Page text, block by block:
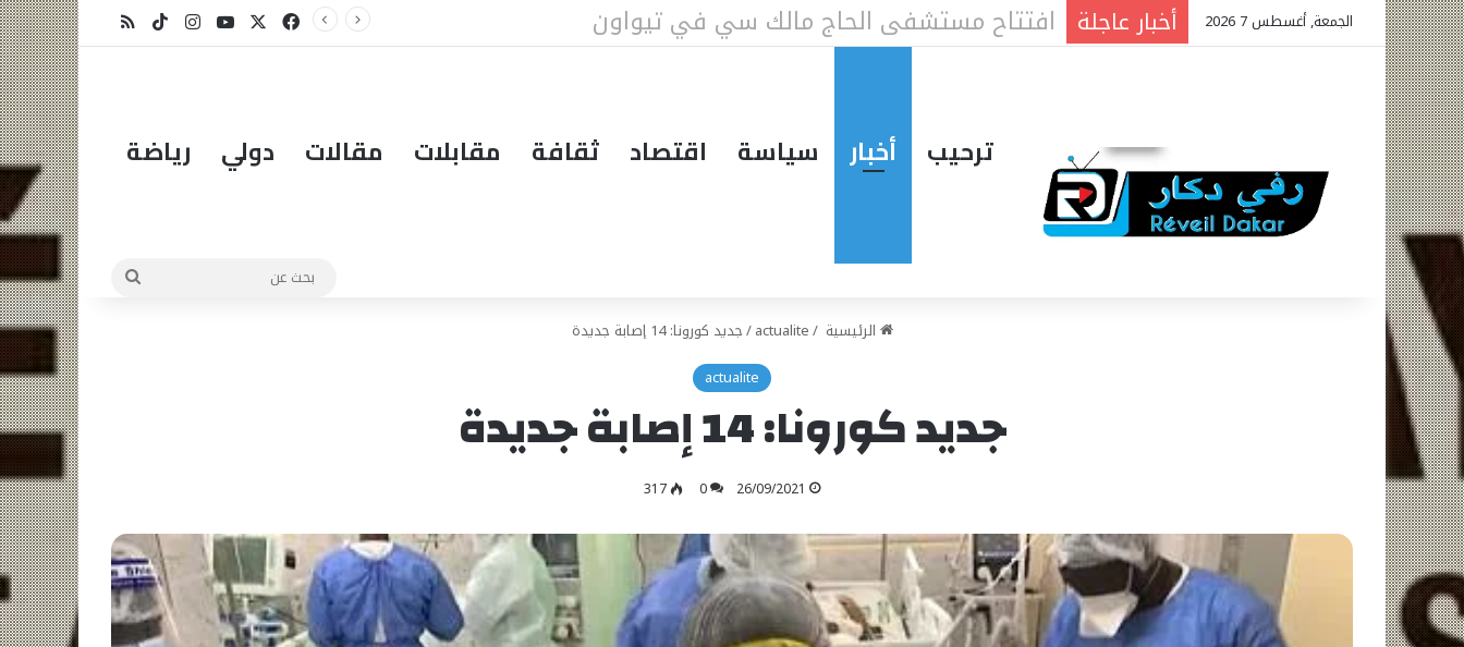
الجمعة, أغسطس 7 2026 أخبار عاجلة فيسبوكيوتيوبانستقرام
‫TikTokملخص الموقع RSS
ترحيب أخبار سياسة اقتصاد ثقافة مقابلات مقالات دولي رياضة
بحث
الرئيسية /
actualite
/جديد كورونا: 14 إصابة جديدة
actualite
جديد كورونا: 14 إصابة جديدة
26/09/2021
0
317